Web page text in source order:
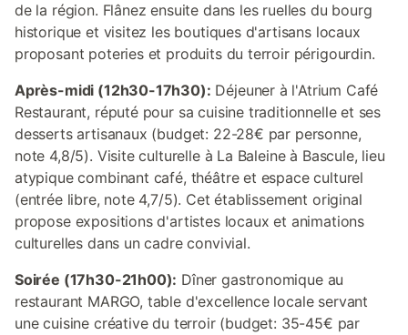
de la région. Flânez ensuite dans les ruelles du bourg
historique et visitez les boutiques d'artisans locaux
proposant poteries et produits du terroir périgourdin.
Après-midi (12h30-17h30): Déjeuner à l'Atrium Café
Restaurant, réputé pour sa cuisine traditionnelle et ses
desserts artisanaux (budget: 22-28€ par personne,
note 4,8/5). Visite culturelle à La Baleine à Bascule, lieu
atypique combinant café, théâtre et espace culturel
(entrée libre, note 4,7/5). Cet établissement original
propose expositions d'artistes locaux et animations
culturelles dans un cadre convivial.
Soirée (17h30-21h00): Dîner gastronomique au
restaurant MARGO, table d'excellence locale servant
une cuisine créative du terroir (budget: 35-45€ par